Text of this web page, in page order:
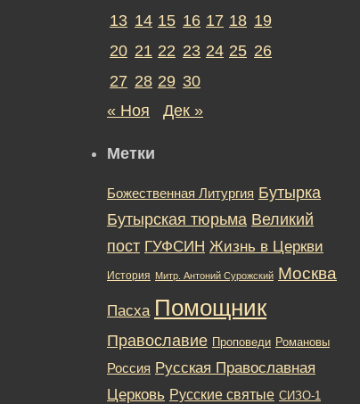
13 14 15 16 17 18 19
20 21 22 23 24 25 26
27 28 29 30
« Ноя
Дек »
Метки
Божественная Литургия Бутырка
Бутырская тюрьма Великий
пост ГУФСИН Жизнь в Церкви
История Митр. Антоний Сурожский Москва
Пасха Помощник
Православие Проповеди Романовы
Россия Русская Православная
Церковь Русские святые СИЗО-1